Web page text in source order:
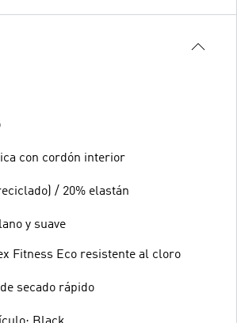
con cordón interior
/ 20% elastán
y suave
Fitness Eco resistente al cloro
secado rápido